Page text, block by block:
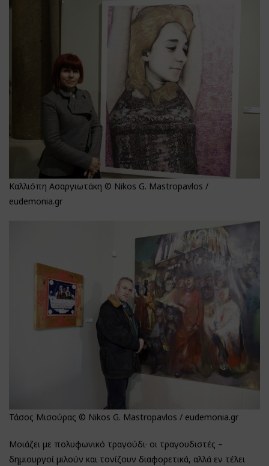
Καλλιόπη Ασαργιωτάκη © Nikos G. Mastropavlos /
eudemonia.gr
Τάσος Μισούρας © Nikos G. Mastropavlos / eudemonia.gr
Μοιάζει με πολυφωνικό τραγούδι· οι τραγουδιστές –
δημιουργοί μιλούν και τονίζουν διαφορετικά, αλλά εν τέλει